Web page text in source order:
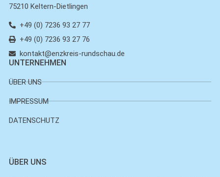
75210 Keltern-Dietlingen
+49 (0) 7236 93 27 77
+49 (0) 7236 93 27 76
kontakt@enzkreis-rundschau.de
UNTERNEHMEN
ÜBER UNS
IMPRESSUM
DATENSCHUTZ
ÜBER UNS